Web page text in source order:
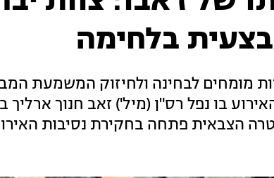
בלחימה
מומחים לבחינה ולחיזוק המשמעת
הצבאית פתחה בחקירת נסיבות